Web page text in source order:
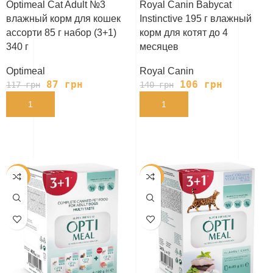
Optimeal Cat Adult №3
влажный корм для кошек
ассорти 85 г набор (3+1)
340 г
Optimeal
117грн 87 грн
В КОРЗИНУ
Royal Canin Babycat
Instinctive 195 г влажный
корм для котят до 4
месяцев
Royal Canin
140грн 106 грн
В КОРЗИНУ
-26% -26%